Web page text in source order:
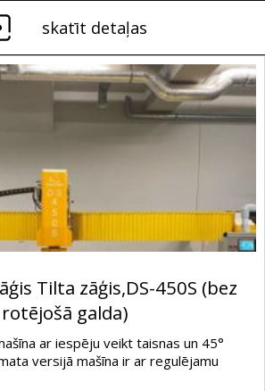
skatīt detaļas
Tilta zāģis,DS-450S (bez
rotējošā galda)
ar iespēju veikt taisnas un 45°
versijā mašīna ir ar regulējamu